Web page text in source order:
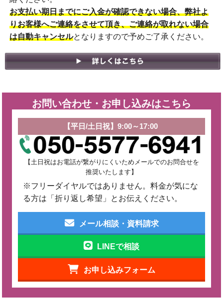
お支払い期日までにご入金が確認できない場合、弊社よ
りお客様へご連絡をさせて頂き、ご連絡が取れない場合
は自動キャンセルとなりますので予めご了承ください。
お問い合わせ・お申し込みはこちら
【平日/土日祝】9:00～17:00
【土日祝はお電話が繋がりにくいためメールでのお問合せを
推奨いたします】
※フリーダイヤルではありません。料金が気にな
る方は「折り返し希望」とお伝えください。
メール相談・資料請求
LINEで相談
お申し込みフォーム